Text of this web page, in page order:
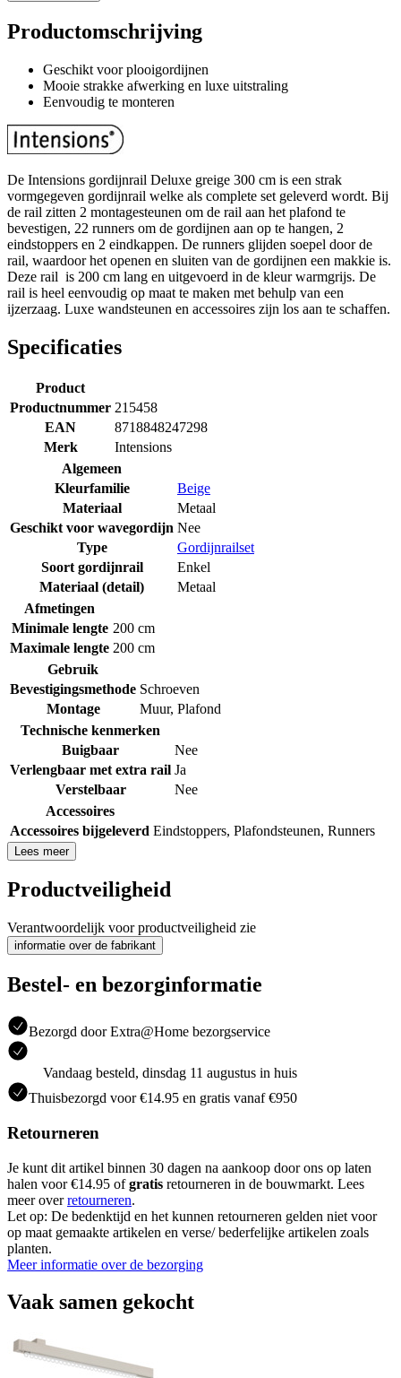
Productomschrijving
Geschikt voor plooigordijnen
Mooie strakke afwerking en luxe uitstraling
Eenvoudig te monteren
De Intensions gordijnrail Deluxe greige 300 cm is een strak
vormgegeven gordijnrail welke als complete set geleverd wordt. Bij
de rail zitten 2 montagesteunen om de rail aan het plafond te
bevestigen, 22 runners om de gordijnen aan op te hangen, 2
eindstoppers en 2 eindkappen. De runners glijden soepel door de
rail, waardoor het openen en sluiten van de gordijnen een makkie is.
Deze rail is 200 cm lang en uitgevoerd in de kleur warmgrijs. De
rail is heel eenvoudig op maat te maken met behulp van een
ijzerzaag. Luxe wandsteunen en accessoires zijn los aan te schaffen.
Specificaties
Product
Productnummer 215458
EAN
8718848247298
Merk
Intensions
Algemeen
Kleurfamilie
Beige
Materiaal
Metaal
Geschikt voor wavegordijn Nee
Type
Gordijnrailset
Soort gordijnrail
Enkel
Materiaal (detail)
Metaal
Afmetingen
Minimale lengte 200 cm
Maximale lengte 200 cm
Gebruik
Bevestigingsmethode Schroeven
Montage
Muur, Plafond
Technische kenmerken
Buigbaar
Nee
Verlengbaar met extra rail Ja
Verstelbaar
Nee
Accessoires
Accessoires bijgeleverd Eindstoppers, Plafondsteunen, Runners
Lees meer
Productveiligheid
Verantwoordelijk voor productveiligheid zie
informatie over de fabrikant
Bestel- en bezorginformatie
Bezorgd door Extra@Home bezorgservice
Vandaag besteld, dinsdag 11 augustus in huis
Thuisbezorgd voor €14.95 en gratis vanaf €950
Retourneren
Je kunt dit artikel binnen 30 dagen na aankoop door ons op laten
halen voor €14.95 ofgratis retourneren in de bouwmarkt. Lees
meer overretourneren.
Let op: De bedenktijd en het kunnen retourneren gelden niet voor
op maat gemaakte artikelen en verse/ bederfelijke artikelen zoals
planten.
Meer informatie over de bezorging
Vaak samen gekocht